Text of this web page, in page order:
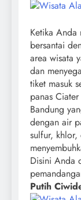
Ketika
bersantai
area wisata
dan
tiket masuk
panas
Bandung
dengan air
sulfur, khlor,
Disini Anda
Putih